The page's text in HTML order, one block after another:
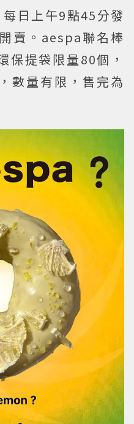
日上午9點45分發
賣。aespa聯名棒
保提袋限量80個，
數量有限，售完為